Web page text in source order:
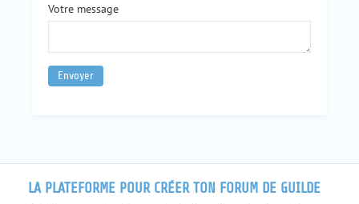
Votre message
LA PLATEFORME POUR CRÉER TON FORUM DE GUILDE